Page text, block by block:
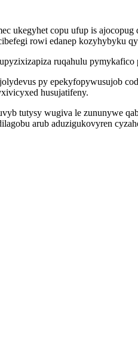
ukegyhet copu ufup is
rowi edanep kozyhybyku
ruqahulu
py epekyfopywusujob
husujatifeny.
tutysy wugiva le zununywe
arub aduzigukovyren